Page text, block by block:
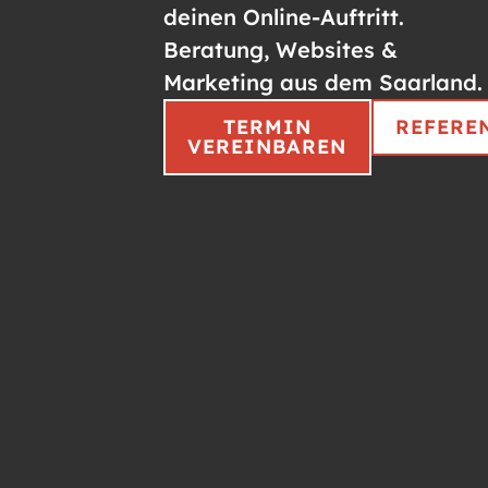
deinen Online-Auftritt.
Beratung, Websites &
Marketing aus dem Saarland.
TERMIN
VEREINBAREN